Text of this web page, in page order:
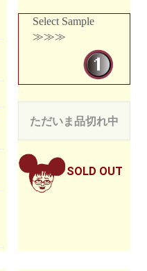
Select Sample
≫≫≫
ただいま品切れ中
SOLD OUT